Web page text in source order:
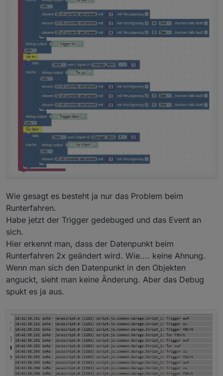
dich nicht richtig.
Wie gesagt es besteht ja nur das Problem beim
Runterfahren.
Habe jetzt der Trigger gedebuged und das Event an
sich.
Hier erkennt man, dass der Datenpunkt beim
Runterfahren 2x geändert wird. Wie.... keine Ahnung.
Wenn man sich den Datenpunkt in den Objekten
anguckt, sieht man keine Änderung. Aber das Debug
spukt es ja aus.